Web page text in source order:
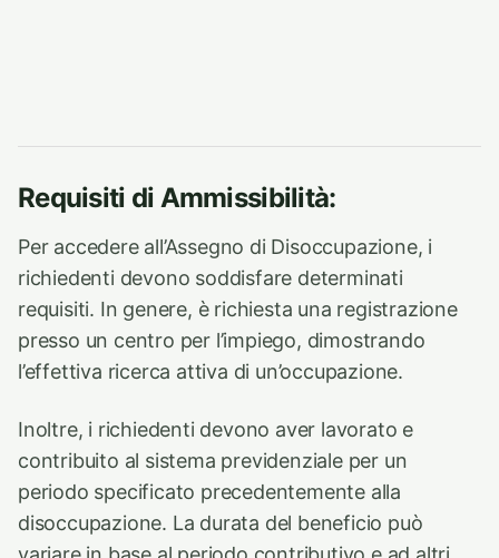
Requisiti di Ammissibilità:
Per accedere all’Assegno di Disoccupazione, i
richiedenti devono soddisfare determinati
requisiti. In genere, è richiesta una registrazione
presso un centro per l’impiego, dimostrando
l’effettiva ricerca attiva di un’occupazione.
Inoltre, i richiedenti devono aver lavorato e
contribuito al sistema previdenziale per un
periodo specificato precedentemente alla
disoccupazione. La durata del beneficio può